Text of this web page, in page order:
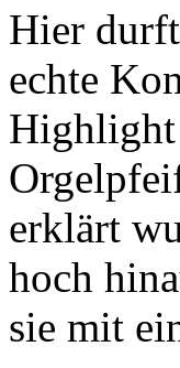
Hier
echte
Highlight
erklärt
hoch
sie mit